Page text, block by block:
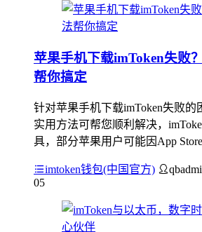
苹果手机下载imToken失败
帮你搞定
针对苹果手机下载imToken失败
实用方法可帮您顺利解决，
具，部分苹果用户可能因App
imtoken钱包(中国官方)
05